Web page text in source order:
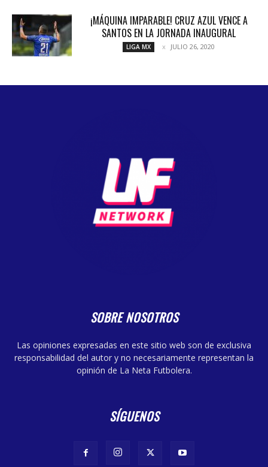
¡MÁQUINA IMPARABLE! CRUZ AZUL VENCE A
SANTOS EN LA JORNADA INAUGURAL
LIGA MX JULIO 26, 2020
SOBRE NOSOTROS
Las opiniones expresadas en este sitio web son de exclusiva
responsabilidad del autor y no necesariamente representan la
opinión de La Neta Futbolera.
SÍGUENOS